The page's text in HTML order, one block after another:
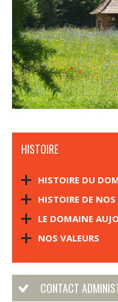
HISTOIRE
HISTOIRE DU
HISTOIRE DE
LE DOMAINE
NOS VALEURS
CONTACT